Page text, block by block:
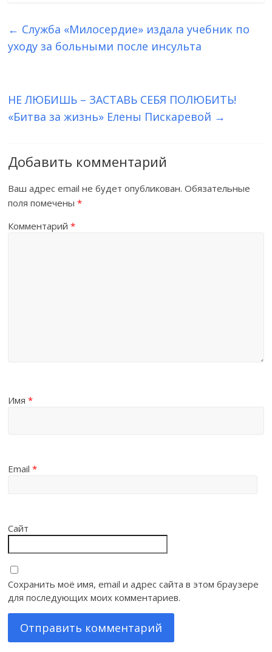
← Служба «Милосердие» издала учебник по
уходу за больными после инсульта
НЕ ЛЮБИШЬ – ЗАСТАВЬ СЕБЯ ПОЛЮБИТЬ!
«Битва за жизнь» Елены Пискаревой →
Добавить комментарий
Ваш адрес email не будет опубликован. Обязательные
поля помечены*
Комментарий*
Имя*
Email*
Сайт
Сохранить моё имя, email и адрес сайта в этом браузере
для последующих моих комментариев.